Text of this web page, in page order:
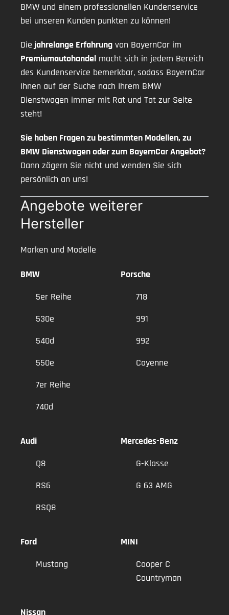
BMW und einem professionellen Kundenservice
bei unseren Kunden punkten zu können!
Die jahrelange Erfahrung von BayernCar im
Premiumautohandel macht sich in jedem Bereich
des Kundenservice bemerkbar, sodass BayernCar
Ihnen auf der Suche nach Ihrem BMW
Dienstwagen immer mit Rat und Tat zur Seite
steht!
Sie haben Fragen zu bestimmten Modellen, zu
BMW Dienstwagen oder zum BayernCar Angebot?
Dann zögern Sie nicht und wenden Sie sich
persönlich an uns!
Angebote weiterer
Hersteller
Marken und Modelle
BMW
5er Reihe
530e
540d
550e
7er Reihe
740d
Porsche
718
991
992
Cayenne
Audi
Q8
RS6
RSQ8
Mercedes-Benz
G-Klasse
G 63 AMG
Ford
Mustang
MINI
Cooper C
Countryman
Nissan